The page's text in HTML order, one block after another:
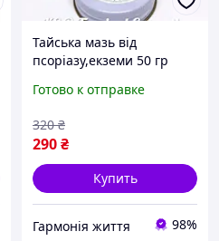
Тайська мазь від
псоріазу,екземи 50 гр
Готово к отправке
290₴
320 ₴
Купить
Гармонія життя 98%